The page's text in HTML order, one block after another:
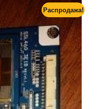
Распродажа!